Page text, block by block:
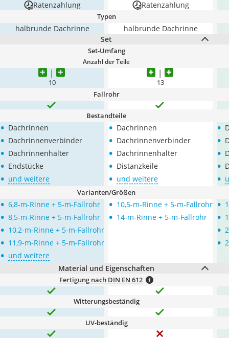
Ratenzahlung
Ratenzahlung
Typen
halbrunde Dachrinne
halbrunde Dachrinne
Set
Set-Umfang
Anzahl der Teile
10 13
Fallrohr
Bestandteile
• Dachrinnen
• Dachrinnenverbinder
• Dachrinnenhalter
• Endstücke
• und weitere
• Dachrinnen
• Dachrinnenverbinder
• Dachrinnenhalter
• Distanzkeile
• und weitere
•
•
•
•
•
Varianten/Größen
• 6,8-m-Rinne + 5-m-Fallrohr
• 8,5-m-Rinne + 5-m-Fallrohr
• 10,2-m-Rinne + 5-m-Fallrohr
• 11,9-m-Rinne + 5-m-Fallrohr
• und weitere
• 10,5-m-Rinne + 5-m-Fallrohr
• 14-m-Rinne + 5-m-Fallrohr
•
•
•
•
Material und Eigenschaften
Fertigung nach DIN EN 612
Witterungsbeständig
UV-beständig